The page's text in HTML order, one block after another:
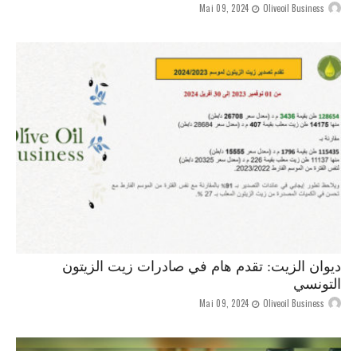
Oliveoil Business
Mai 09, 2024
ديوان الزيت: تقدم هام في صادرات زيت الزيتون
التونسي
Oliveoil Business
Mai 09, 2024